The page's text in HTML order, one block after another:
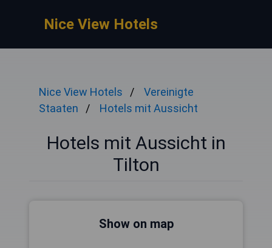
Nice View Hotels
Nice View Hotels
Vereinigte
Staaten
Hotels mit Aussicht
Hotels mit Aussicht in
Tilton
Show on map